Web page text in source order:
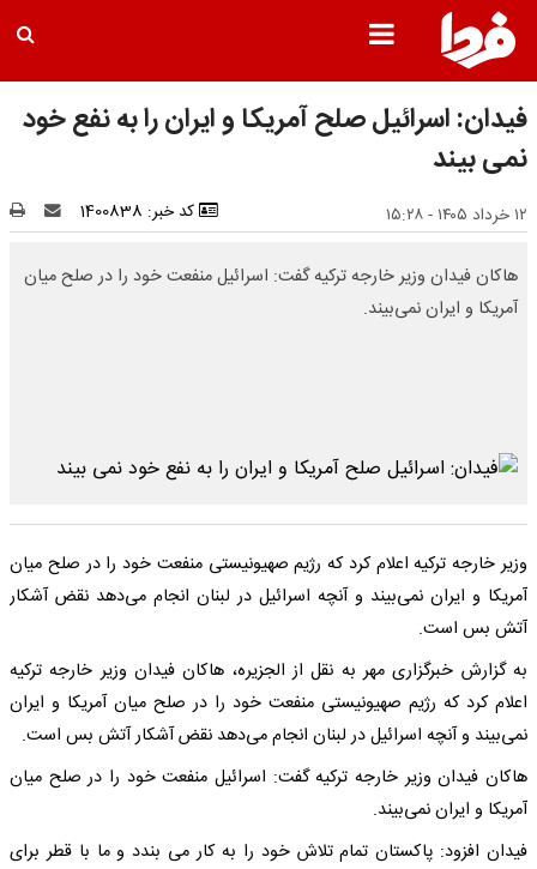
فیدان: اسرائیل صلح آمریکا و ایران را به نفع خود
نمی بیند
۱۲ خرداد ۱۴۰۵ - ۱۵:۲۸ کد خبر: 1400838
هاکان فیدان وزیر خارجه ترکیه گفت: اسرائیل منفعت خود را در صلح میان
آمریکا و ایران نمی‌بیند.
وزیر خارجه ترکیه اعلام کرد که رژیم صهیونیستی منفعت خود را در صلح میان
آمریکا و ایران نمی‌بیند و آنچه اسرائیل در لبنان انجام می‌دهد نقض آشکار
آتش بس است.
به گزارش خبرگزاری مهر به نقل از الجزیره، هاکان فیدان وزیر خارجه ترکیه
اعلام کرد که رژیم صهیونیستی منفعت خود را در صلح میان آمریکا و ایران
نمی‌بیند و آنچه اسرائیل در لبنان انجام می‌دهد نقض آشکار آتش بس است.
هاکان فیدان وزیر خارجه ترکیه گفت: اسرائیل منفعت خود را در صلح میان
آمریکا و ایران نمی‌بیند.
فیدان افزود: پاکستان تمام تلاش خود را به کار می بندد و ما با قطر برای